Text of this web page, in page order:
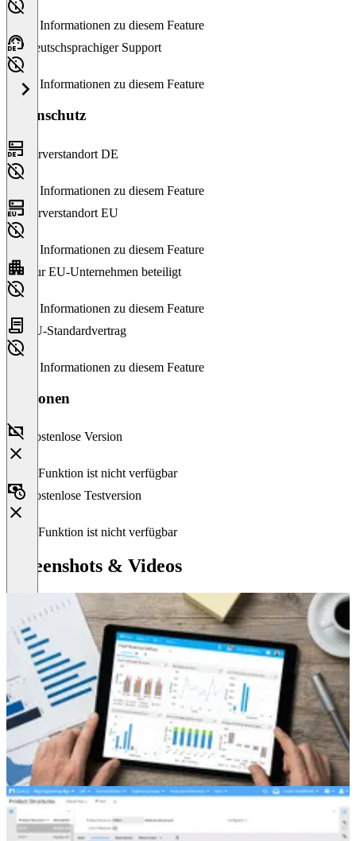
Keine Informationen zu diesem Feature
Deutschsprachiger Support
Keine Informationen zu diesem Feature
Datenschutz
Serverstandort DE
Keine Informationen zu diesem Feature
Serverstandort EU
Keine Informationen zu diesem Feature
Nur EU-Unternehmen beteiligt
Keine Informationen zu diesem Feature
EU-Standardvertrag
Keine Informationen zu diesem Feature
Versionen
Kostenlose Version
Diese Funktion ist nicht verfügbar
Kostenlose Testversion
Diese Funktion ist nicht verfügbar
Screenshots & Videos